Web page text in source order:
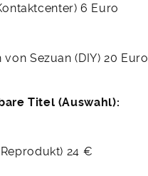
6 Euro
Sezuan (DIY) 20 Euro
Titel (Auswahl):
24 €